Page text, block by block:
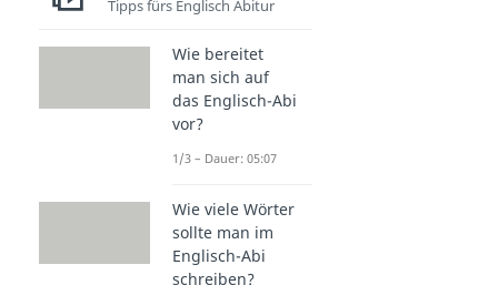
Tipps fürs Englisch Abitur
Wie bereitet
man sich auf
das Englisch-Abi
vor?
1/3 – Dauer: 05:07
Wie viele Wörter
sollte man im
Englisch-Abi
schreiben?